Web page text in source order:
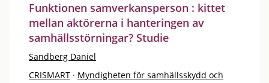
Funktionen samverkansperson : kittet
mellan aktörerna i hanteringen av
samhällsstörningar? Studie
Sandberg Daniel
CRISMART · Myndigheten för samhällsskydd och